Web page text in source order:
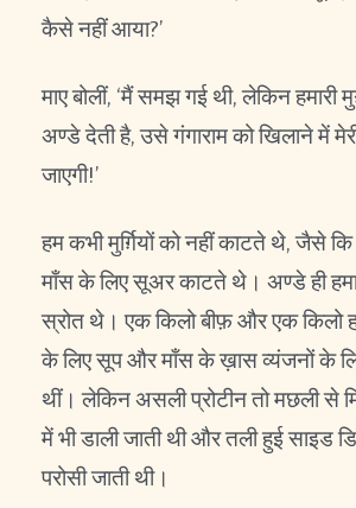
कैसे नहीं आया?’
माए बोलीं, ‘मैं समझ गई थी, लेकिन हमारी
अण्डे देती है, उसे गंगाराम को खिलाने में
जाएगी!’
हम कभी मुर्ग़ियों को नहीं काटते थे, जैसे
माँस के लिए सूअर काटते थे। अण्डे ही
स्रोत थे। एक किलो बीफ़ और एक किलो
के लिए सूप और माँस के ख़ास व्यंजनों के
थीं। लेकिन असली प्रोटीन तो मछली से
में भी डाली जाती थी और तली हुई साइड
परोसी जाती थी।